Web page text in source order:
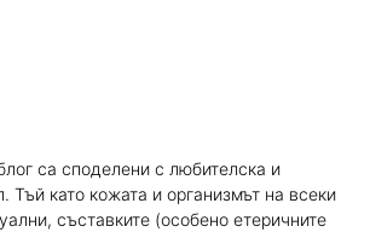
са споделени с любителска и
Тъй като кожата и организмът на всеки
съставките (особено етеричните